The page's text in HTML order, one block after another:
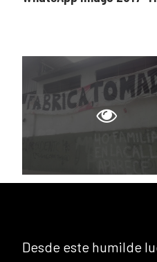
Desde este humilde